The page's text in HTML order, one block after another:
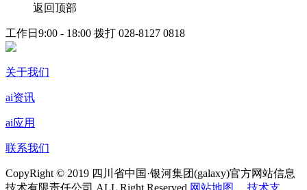
返回顶部
工作日9:00 - 18:00 拨打 028-8127 0818
关于我们
ai资讯
ai应用
联系我们
CopyRight © 2019 四川省中国·银河集团(galaxy)官方网站信息
技术有限责任公司 ALL Right Reserved 网站地图 技术支